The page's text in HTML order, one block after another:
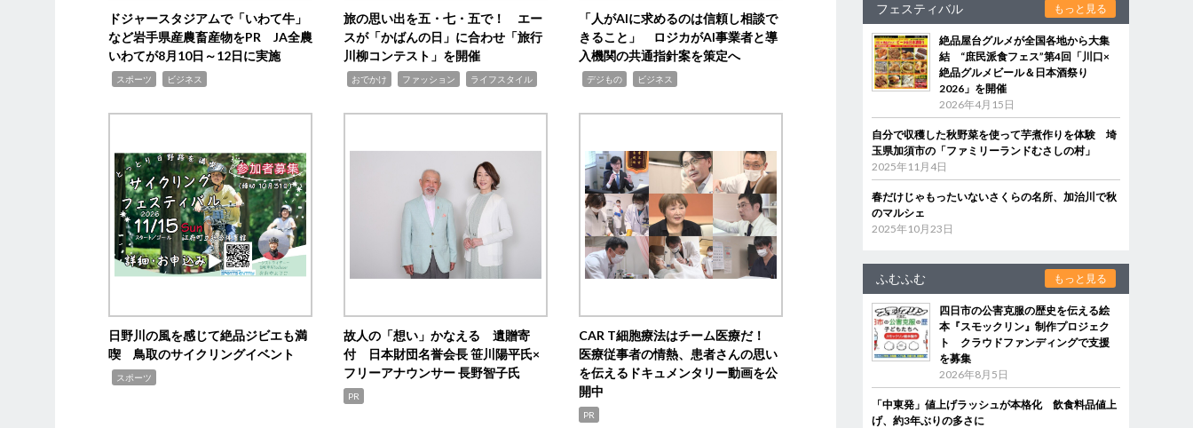
ドジャースタジアムで「いわて牛」
など岩手県産農畜産物をPR JA全農
いわてが8月10日～12日に実施
スポーツ ビジネス
旅の思い出を五・七・五で！ エー
スが「かばんの日」に合わせ「旅行
川柳コンテスト」を開催
おでかけ ファッション ライフスタイル
「人がAIに求めるのは信頼し相談で
きること」 ロジカがAI事業者と導
入機関の共通指針案を策定へ
デジもの ビジネス
日野川の風を感じて絶品ジビエも満
喫 鳥取のサイクリングイベント
スポーツ
故人の「想い」かなえる 遺贈寄
付 日本財団名誉会長 笹川陽平氏×
フリーアナウンサー 長野智子氏
PR
CAR T細胞療法はチーム医療だ！
医療従事者の情熱、患者さんの思い
を伝えるドキュメンタリー動画を公
開中
PR
フェスティバル もっと見る
絶品屋台グルメが全国各地から大集
結 “庶民派食フェス”第4回「川口×
絶品グルメビール＆日本酒祭り
2026」を開催
2026年4月15日
自分で収穫した秋野菜を使って芋煮作りを体験 埼
玉県加須市の「ファミリーランドむさしの村」
2025年11月4日
春だけじゃもったいないさくらの名所、加治川で秋
のマルシェ
2025年10月23日
ふむふむ もっと見る
四日市の公害克服の歴史を伝える絵
本『スモックリン』制作プロジェク
ト クラウドファンディングで支援
を募集
2026年8月5日
「中東発」値上げラッシュが本格化 飲食料品値上
げ、約3年ぶりの多さに